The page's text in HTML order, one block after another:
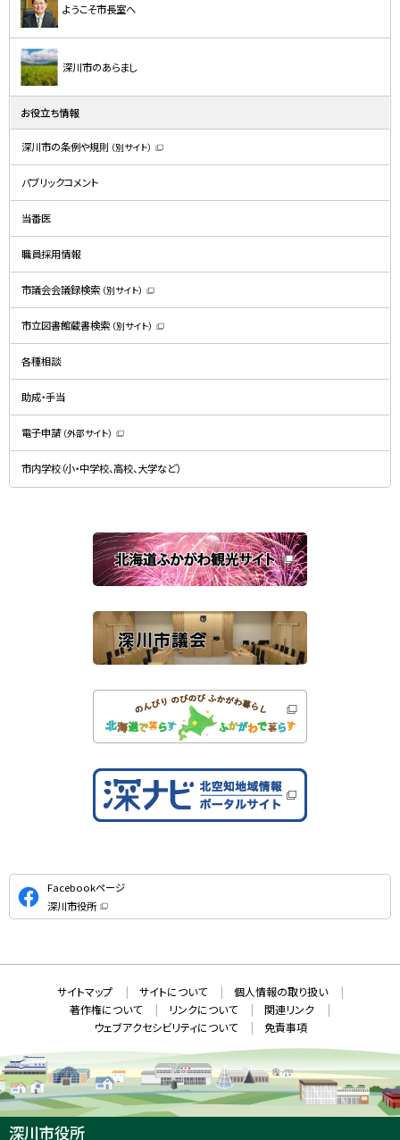
ようこそ市長室へ
深川市のあらまし
お役立ち情報
深川市の条例や規則 （別サイト）
新
で
す
）
パブリックコメント
当番医
職員採用情報
市議会会議録検索 （別サイト）
新
規
ウ
で
す
市立図書館蔵書検索 （別サイト）
新
で
す
）
各種相談
助成・手当
電子申請 （外部サイト）
新
規
ウ
ン
開
き
ま
す
）
市内学校（小・中学校、高校、大学など）
公
式
S
Facebookページ
深川市役所
（
ン
で
開
き
ま
す
メ
ニ
ュ
ー
報
サイトマップ サイトについて
個人情報の取り扱い
著作権について
リンクについて
関連リンク
ウェブアクセシビリティについて
免責事項
深川市役所